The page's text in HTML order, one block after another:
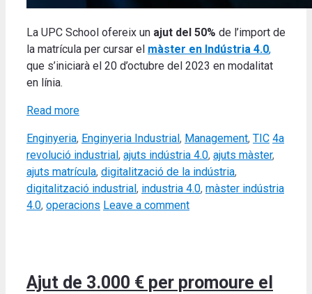
La UPC School ofereix un ajut del 50% de l’import de
la matrícula per cursar el màster en Indústria 4.0,
que s’iniciarà el 20 d’octubre del 2023 en modalitat
en línia.
Read more
Categories
Enginyeria, Enginyeria Industrial, Management, TIC Tags
4a
revolució industrial, ajuts indústria 4.0, ajuts màster,
ajuts matrícula, digitalització de la indústria,
digitalització industrial, industria 4.0, màster indústria
4.0, operacions Leave a comment
Ajut de 3.000 € per promoure el